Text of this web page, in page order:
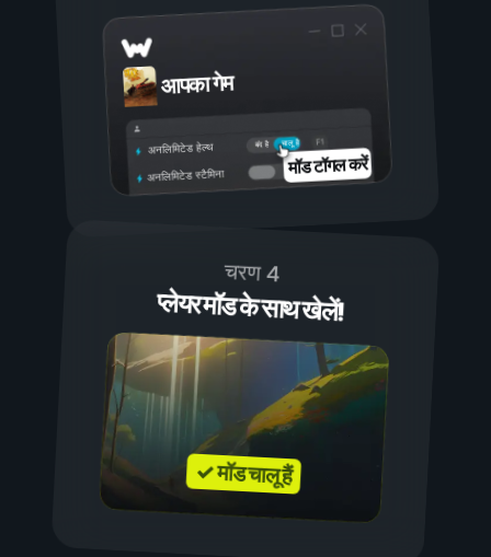
आपका गेम
चालू है
बंद है
अनलिमिटेड हेल्थ
अनलिमिटेड स्टैमिना मॉड टॉगल करें
चरण 4
प्लेयर मॉड के साथ खेलें!
✓ मॉड चालू हैं